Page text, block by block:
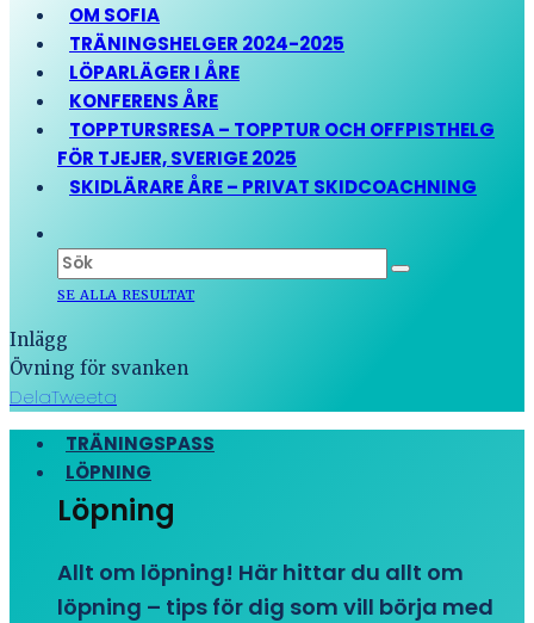
OM SOFIA
TRÄNINGSHELGER 2024-2025
LÖPARLÄGER I ÅRE
KONFERENS ÅRE
TOPPTURSRESA – TOPPTUR OCH OFFPISTHELG
FÖR TJEJER, SVERIGE 2025
SKIDLÄRARE ÅRE – PRIVAT SKIDCOACHNING
SE ALLA RESULTAT
Inlägg
Övning för svanken
DelaTweeta
TRÄNINGSPASS
LÖPNING
Löpning
Allt om löpning! Här hittar du allt om
löpning – tips för dig som vill börja med